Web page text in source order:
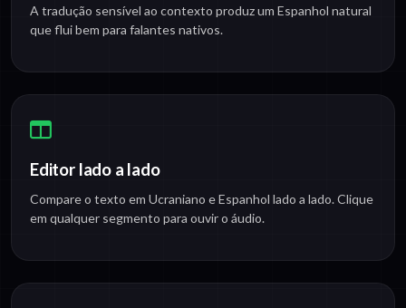
A tradução sensível ao contexto produz um Espanhol natural
que flui bem para falantes nativos.
Editor lado a lado
Compare o texto em Ucraniano e Espanhol lado a lado. Clique
em qualquer segmento para ouvir o áudio.